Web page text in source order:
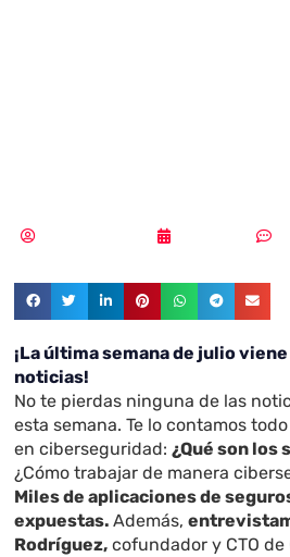
¡La última semana de julio
noticias!
No te pierdas ninguna de las
esta semana. Te lo contamos
en ciberseguridad:¿Qué son
¿Cómo trabajar de manera
Miles de aplicaciones de
expuestas.Además,
Rodríguez, cofundador y CTO